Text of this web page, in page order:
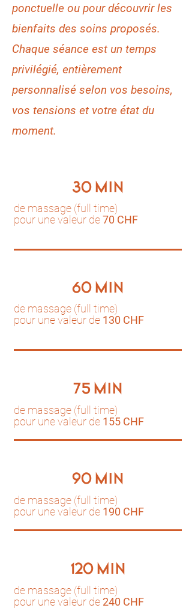
ponctuelle ou pour découvrir les
bienfaits des soins proposés.
Chaque séance est un temps
privilégié, entièrement
personnalisé selon vos besoins,
vos tensions et votre état du
moment.
30 MIN
de massage (full time)
pour une valeur de70 CHF
60 MIN
de massage (full time)
pour une valeur de 130 CHF
75 MIN
de massage (full time)
pour une valeur de 155 CHF
90 MIN
de massage (full time)
pour une valeur de 190 CHF
120 MIN
de massage (full time)
pour une valeur de240 CHF